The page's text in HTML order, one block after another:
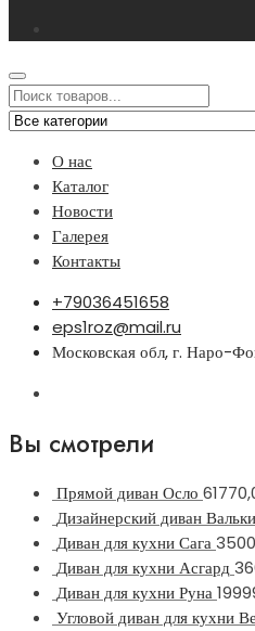
О нас
Каталог
Новости
Галерея
Контакты
+79036451658
eps1roz@mail.ru
Московская обл, г. Наро-
Вы смотрели
Прямой диван Осло
Дизайнерский диван
Диван для кухни Сага
Диван для кухни Асгард
Диван для кухни Руна
Угловой диван для кухни